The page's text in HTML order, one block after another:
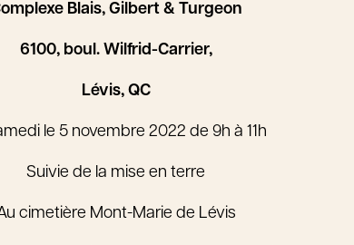
Blais, Gilbert & Turgeon
6100, boul. Wilfrid-Carrier,
Lévis, QC
le 5 novembre 2022 de 9h à 11h
Suivie de la mise en terre
cimetière Mont-Marie de Lévis